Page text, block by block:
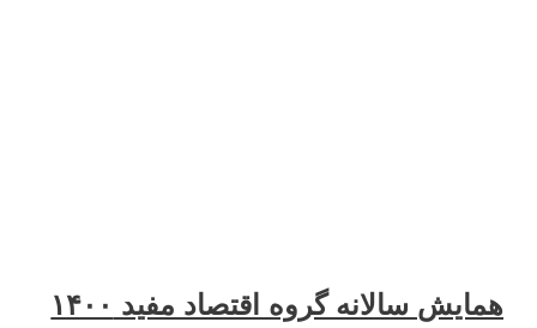
سالانه گروه اقتصاد مفید ۱۴۰۰